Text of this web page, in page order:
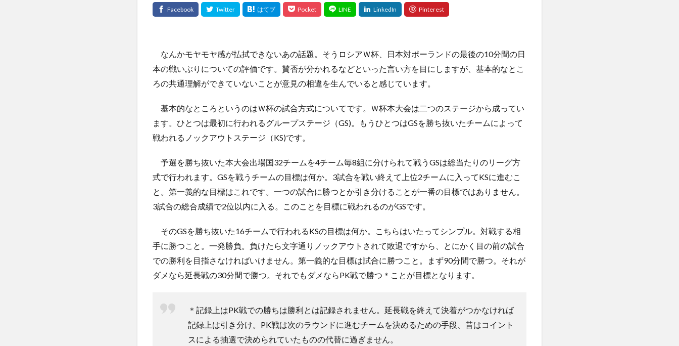
なんかモヤモヤ感が払拭できないあの話題。そうロシアＷ杯、日本対ポーランドの最後の10分間の日
本の戦いぶりについての評価です。賛否が分かれるなどといった言い方を目にしますが、基本的なとこ
ろの共通理解ができていないことが意見の相違を生んでいると感じています。
基本的なところというのはＷ杯の試合方式についてです。Ｗ杯本大会は二つのステージから成ってい
ます。ひとつは最初に行われるグループステージ（GS)。もうひとつはGSを勝ち抜いたチームによって
戦われるノックアウトステージ（KS)です。
予選を勝ち抜いた本大会出場国32チームを4チーム毎8組に分けられて戦うGSは総当たりのリーグ方
式で行われます。GSを戦うチームの目標は何か。3試合を戦い終えて上位2チームに入ってKSに進むこ
と。第一義的な目標はこれです。一つの試合に勝つとか引き分けることが一番の目標ではありません。
3試合の総合成績で2位以内に入る。このことを目標に戦われるのがGSです。
そのGSを勝ち抜いた16チームで行われるKSの目標は何か。こちらはいたってシンプル。対戦する相
手に勝つこと。一発勝負。負けたら文字通りノックアウトされて敗退ですから、とにかく目の前の試合
での勝利を目指さなければいけません。第一義的な目標は試合に勝つこと。まず90分間で勝つ。それが
ダメなら延長戦の30分間で勝つ。それでもダメならPK戦で勝つ＊ことが目標となります。
＊記録上はPK戦での勝ちは勝利とは記録されません。延長戦を終えて決着がつかなければ
記録上は引き分け。PK戦は次のラウンドに進むチームを決めるための手段、昔はコイント
スによる抽選で決められていたものの代替に過ぎません。